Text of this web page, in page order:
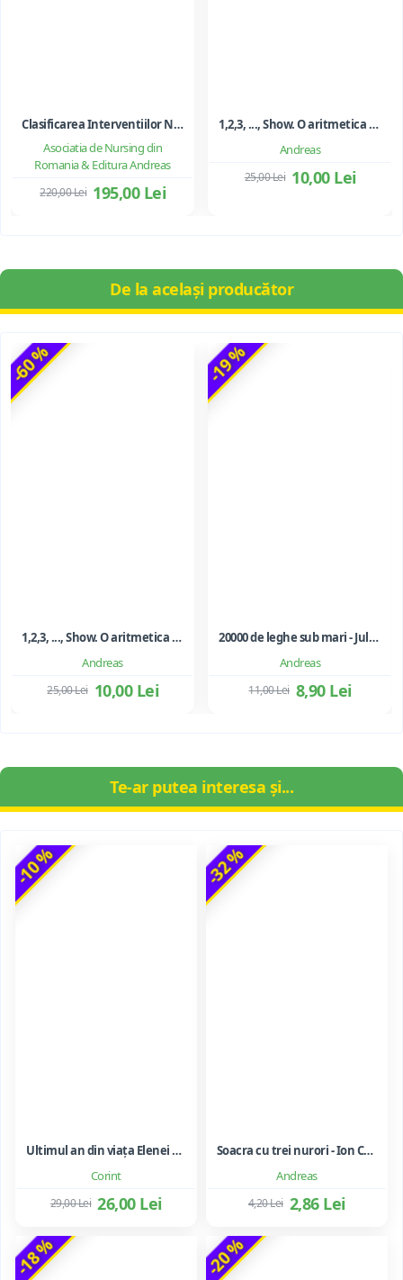
Asociatia de Nursing din
Romania & Editura Andreas
Clasificarea Interventiilor Nursing (NIC)
195,00 Lei
220,00 Lei
Andreas
1,2,3, ..., Show. O aritmetica emotionala, o poezie a matematicii - Ioan Dancila
10,00 Lei
25,00 Lei
De la același producător
-60 %
Andreas
1,2,3, ..., Show. O aritmetica emotionala, o poezie a matematicii - Ioan Dancila
10,00 Lei
25,00 Lei
-19 %
Andreas
20000 de leghe sub mari - Jules Verne
8,90 Lei
11,00 Lei
Te-ar putea interesa și...
-10 %
Corint
Ultimul an din viața Elenei Ceaușescu - LAVINIA BETEA
26,00 Lei
29,00 Lei
-32 %
Andreas
Soacra cu trei nurori - Ion Creanga
2,86 Lei
4,20 Lei
-18 % -20 %